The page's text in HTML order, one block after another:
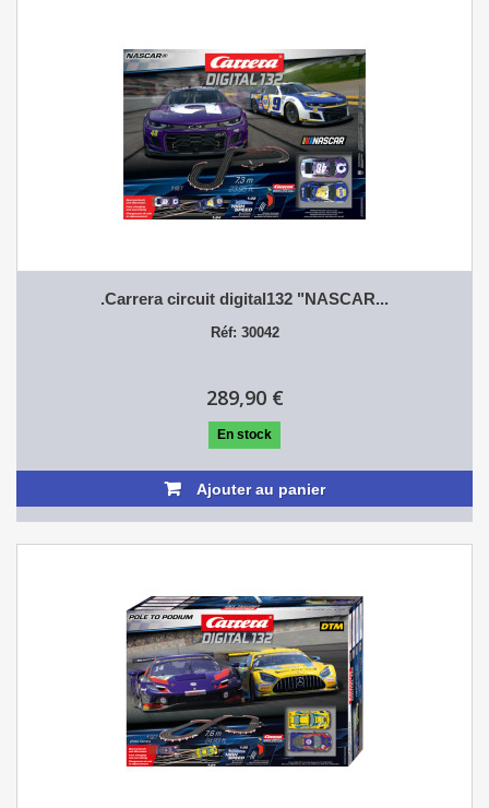
.Carrera circuit digital132 "NASCAR...
Réf: 30042
289,90 €
En stock
Ajouter au panier